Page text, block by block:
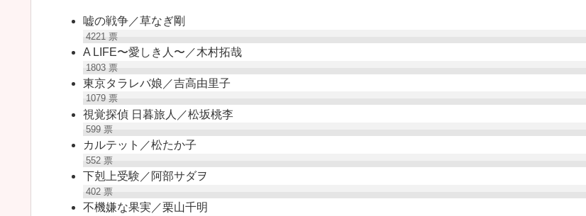
嘘の戦争／草なぎ剛
4221票
A LIFE〜愛しき人〜／木村拓哉
1803票
東京タラレバ娘／吉高由里子
1079票
視覚探偵 日暮旅人／松坂桃李
599票
カルテット／松たか子
552票
下剋上受験／阿部サダヲ
402票
不機嫌な果実／栗山千明